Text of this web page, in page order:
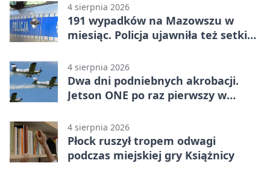
4 sierpnia 2026
191 wypadków na Mazowszu w
miesiąc. Policja ujawniła też setki
4 sierpnia 2026
Dwa dni podniebnych akrobacji.
Jetson ONE po raz pierwszy w
4 sierpnia 2026
Płock ruszył tropem odwagi
podczas miejskiej gry Książnicy